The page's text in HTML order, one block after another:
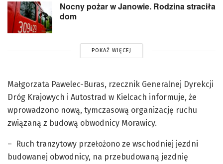
Nocny pożar w Janowie. Rodzina straciła
dom
POKAŻ WIĘCEJ
Małgorzata Pawelec-Buras, rzecznik Generalnej Dyrekcji
Dróg Krajowych i Autostrad w Kielcach informuje, że
wprowadzono nową, tymczasową organizację ruchu
związaną z budową obwodnicy Morawicy.
– Ruch tranzytowy przełożono ze wschodniej jezdni
budowanej obwodnicy, na przebudowaną jezdnię